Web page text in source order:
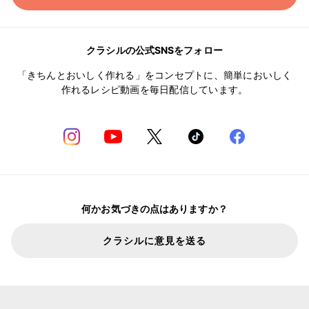
クラシルの公式SNSをフォロー
「きちんとおいしく作れる」をコンセプトに、簡単においしく
作れるレシピ動画を毎日配信しています。
何かお気づきの点はありますか？
クラシルに意見を送る